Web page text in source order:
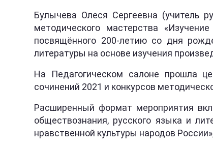
Булычева Олеся Сергеевна (учитель
методического мастерства
посвящённого 200-летию со дня
литературы на основе изучения
На Педагогическом салоне прошла
сочинений 2021 и конкурсов
Расширенный формат мероприятия
обществознания, русского языка и
нравственной культуры народов